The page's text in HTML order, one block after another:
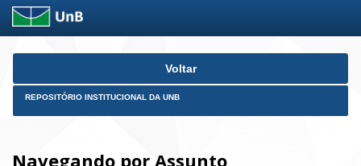
Skip
Voltar
REPOSITÓRIO INSTITUCIONAL DA UNB
Navegando por Assunto